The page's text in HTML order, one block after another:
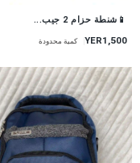
📱شنطة حزام 2 جيب...
YER1,500 كمية محدودة